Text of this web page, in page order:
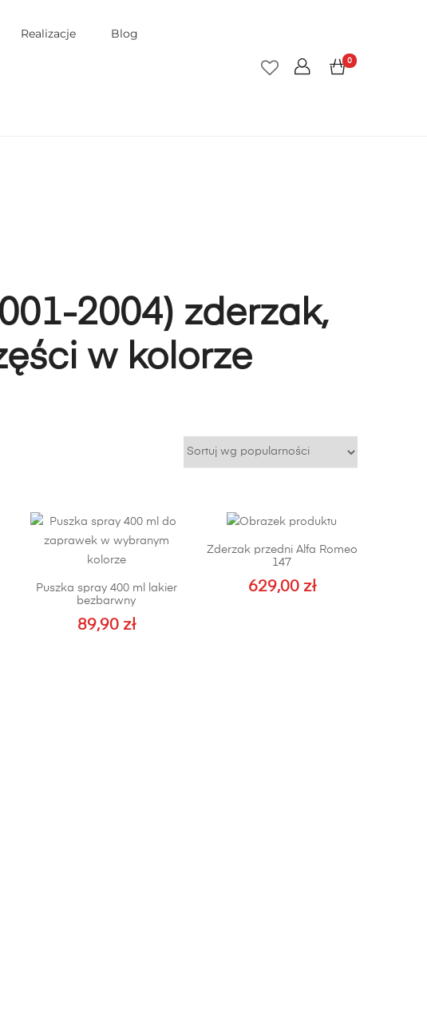
Realizacje Blog
0
2004) zderzak,
w kolorze
Puszka spray 400 ml lakier
bezbarwny
89,90 zł
Zderzak przedni Alfa Romeo
147
629,00 zł